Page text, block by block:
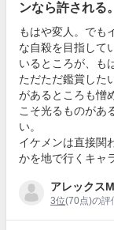
ンなら許される。
もはや変人。でも
な自殺を目指して
いるところが、も
ただただ鑑賞した
があるところも憎
こそ光るものがあ
い。
イケメンは直接関
かを地で行くキャ
アレックス
3位(70点)の評